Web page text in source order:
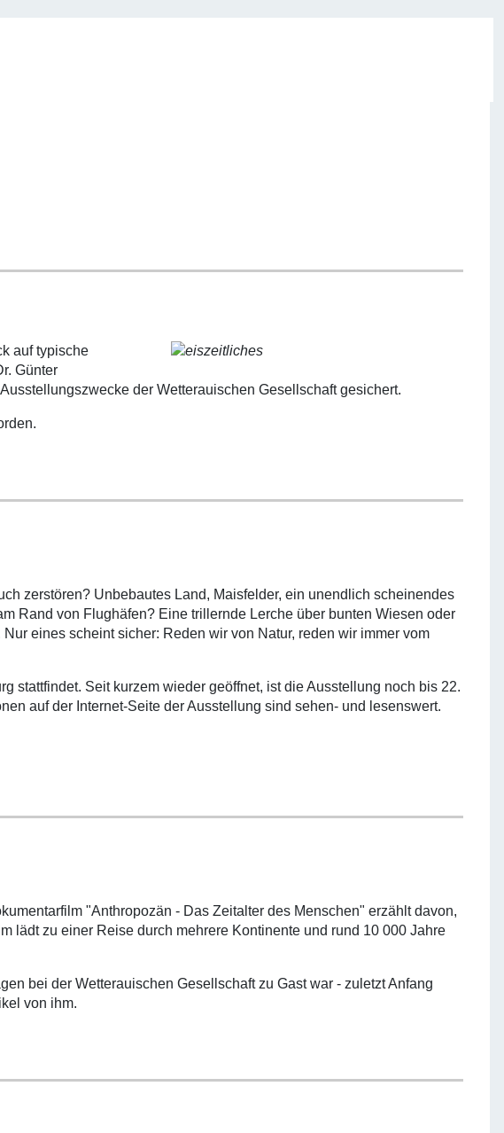
auf typische
Günter
der Wetterauischen Gesellschaft gesichert.
zerstören? Unbebautes Land, Maisfelder, ein unendlich scheinendes
Rand von Flughäfen? Eine trillernde Lerche über bunten Wiesen oder
eines scheint sicher: Reden wir von Natur, reden wir immer vom
stattfindet. Seit kurzem wieder geöffnet, ist die Ausstellung noch bis 22.
auf der Internet-Seite der Ausstellung sind sehen- und lesenswert.
"Anthropozän - Das Zeitalter des Menschen" erzählt davon,
lädt zu einer Reise durch mehrere Kontinente und rund 10 000 Jahre
bei der Wetterauischen Gesellschaft zu Gast war - zuletzt Anfang
von ihm.